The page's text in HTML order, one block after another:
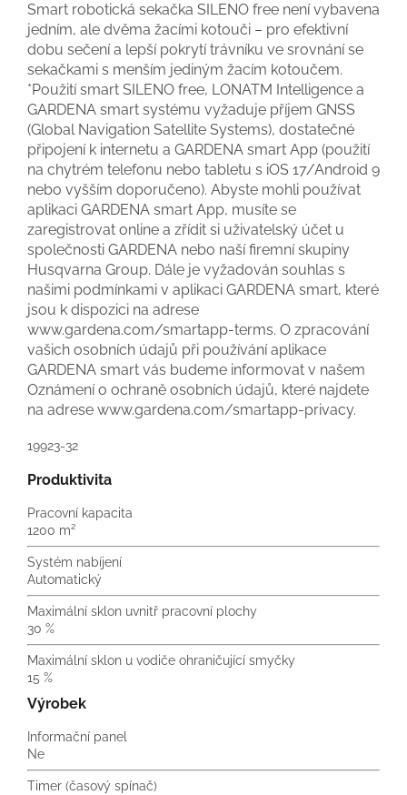
Smart robotická sekačka SILENO free není vybavena
jedním, ale dvěma žacími kotouči – pro efektivní
dobu sečení a lepší pokrytí trávníku ve srovnání se
sekačkami s menším jediným žacím kotoučem.
*Použití smart SILENO free, LONATM Intelligence a
GARDENA smart systému vyžaduje příjem GNSS
(Global Navigation Satellite Systems), dostatečné
připojení k internetu a GARDENA smart App (použití
na chytrém telefonu nebo tabletu s iOS 17/Android 9
nebo vyšším doporučeno). Abyste mohli používat
aplikaci GARDENA smart App, musíte se
zaregistrovat online a zřídit si uživatelský účet u
společnosti GARDENA nebo naší firemní skupiny
Husqvarna Group. Dále je vyžadován souhlas s
našimi podmínkami v aplikaci GARDENA smart, které
jsou k dispozici na adrese
www.gardena.com/smartapp-terms. O zpracování
vašich osobních údajů při používání aplikace
GARDENA smart vás budeme informovat v našem
Oznámení o ochraně osobních údajů, které najdete
na adrese www.gardena.com/smartapp-privacy.
19923-32
Produktivita
Pracovní kapacita
1200 m²
Systém nabíjení
Automatický
Maximální sklon uvnitř pracovní plochy
30 %
Maximální sklon u vodiče ohraničující smyčky
15 %
Výrobek
Informační panel
Ne
Timer (časový spínač)